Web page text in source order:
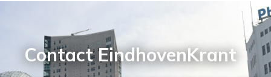
Contact EindhovenKrant